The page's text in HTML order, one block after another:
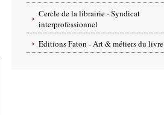
Cercle de la librairie - Syndicat
interprofessionnel
Editions Faton - Art & métiers du livre